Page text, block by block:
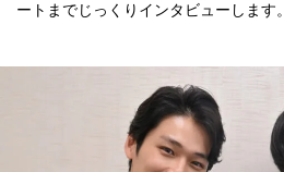
ートまでじっくりインタビューします。